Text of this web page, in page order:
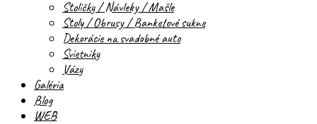
Stoličky / Návleky / Mašle
Stoly / Obrusy / Banketové sukne
Dekorácie na svadobné auto
Svietniky
Vázy
Galéria
Blog
WEB